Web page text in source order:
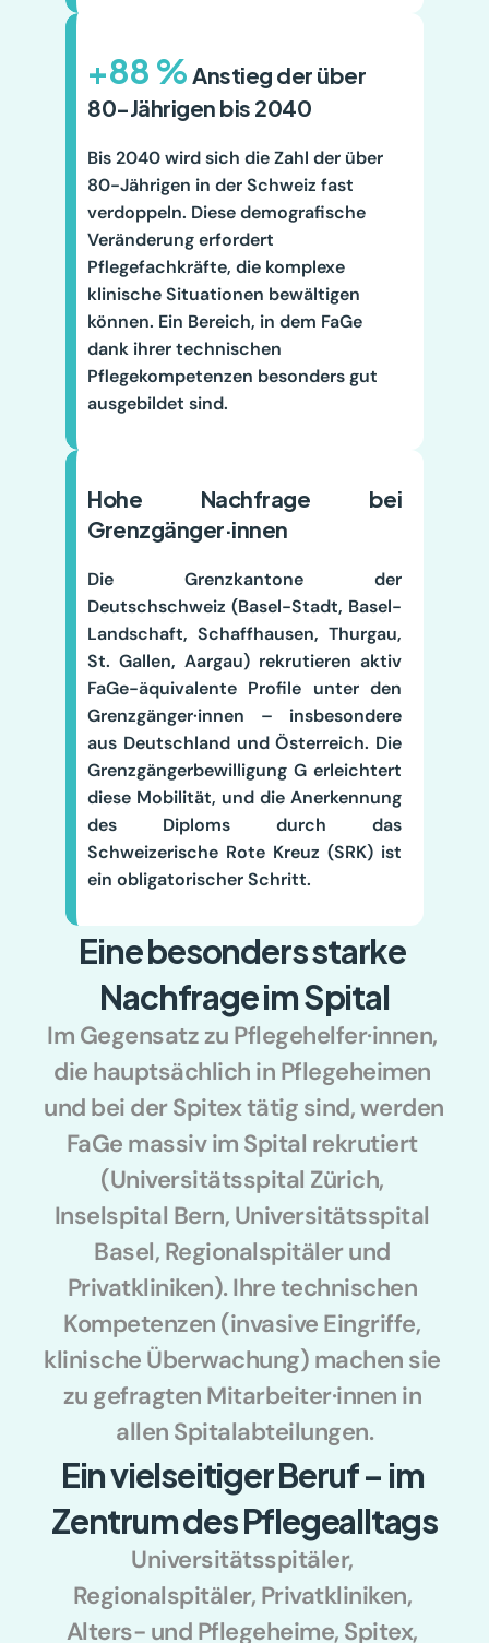
+88 % Anstieg der über
80-Jährigen bis 2040
Bis 2040 wird sich die Zahl der über
80-Jährigen in der Schweiz fast
verdoppeln. Diese demografische
Veränderung erfordert
Pflegefachkräfte, die komplexe
klinische Situationen bewältigen
können. Ein Bereich, in dem FaGe
dank ihrer technischen
Pflegekompetenzen besonders gut
ausgebildet sind.
Hohe Nachfrage bei
Grenzgänger·innen
Die Grenzkantone der
Deutschschweiz (Basel-Stadt, Basel-
Landschaft, Schaffhausen, Thurgau,
St. Gallen, Aargau) rekrutieren aktiv
FaGe-äquivalente Profile unter den
Grenzgänger·innen – insbesondere
aus Deutschland und Österreich. Die
Grenzgängerbewilligung G erleichtert
diese Mobilität, und die Anerkennung
des Diploms durch das
Schweizerische Rote Kreuz (SRK) ist
ein obligatorischer Schritt.
Eine besonders starke
Nachfrage im Spital
Im Gegensatz zu Pflegehelfer·innen,
die hauptsächlich in Pflegeheimen
und bei der Spitex tätig sind, werden
FaGe massiv im Spital rekrutiert
(Universitätsspital Zürich,
Inselspital Bern, Universitätsspital
Basel, Regionalspitäler und
Privatkliniken). Ihre technischen
Kompetenzen (invasive Eingriffe,
klinische Überwachung) machen sie
zu gefragten Mitarbeiter·innen in
allen Spitalabteilungen.
Ein vielseitiger Beruf – im
Zentrum des Pflegealltags
Universitätsspitäler,
Regionalspitäler, Privatkliniken,
Alters- und Pflegeheime, Spitex,